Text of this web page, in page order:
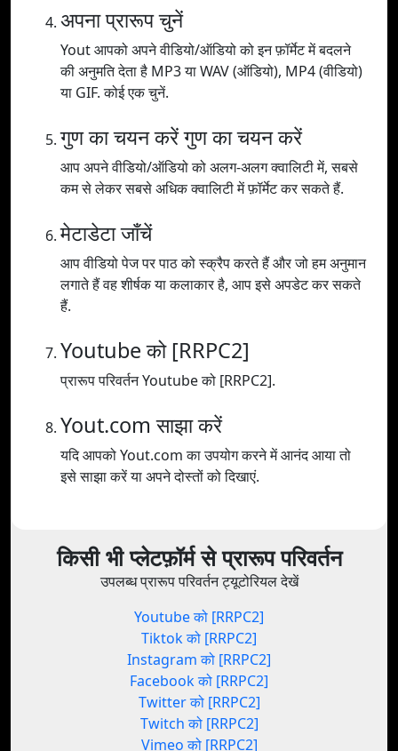
अपना प्रारूप चुनें
Yout आपको अपने वीडियो/ऑडियो को इन फ़ॉर्मेट में बदलने
की अनुमति देता है MP3 या WAV (ऑडियो), MP4 (वीडियो)
या GIF. कोई एक चुनें.
गुण का चयन करें गुण का चयन करें
आप अपने वीडियो/ऑडियो को अलग-अलग क्वालिटी में, सबसे
कम से लेकर सबसे अधिक क्वालिटी में फ़ॉर्मेट कर सकते हैं.
मेटाडेटा जाँचें
आप वीडियो पेज पर पाठ को स्क्रैप करते हैं और जो हम अनुमान
लगाते हैं वह शीर्षक या कलाकार है, आप इसे अपडेट कर सकते
हैं.
Youtube को [RRPC2]
प्रारूप परिवर्तन Youtube को [RRPC2].
Yout.com साझा करें
यदि आपको Yout.com का उपयोग करने में आनंद आया तो
इसे साझा करें या अपने दोस्तों को दिखाएं.
किसी भी प्लेटफ़ॉर्म से प्रारूप परिवर्तन
उपलब्ध प्रारूप परिवर्तन ट्यूटोरियल देखें
Youtube को [RRPC2]
Tiktok को [RRPC2]
Instagram को [RRPC2]
Facebook को [RRPC2]
Twitter को [RRPC2]
Twitch को [RRPC2]
Vimeo को [RRPC2]